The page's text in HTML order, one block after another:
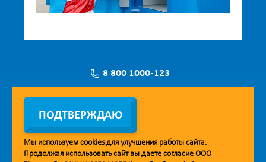
8 800 1000-123
Заявка на установку
ПОДТВЕРЖДАЮ
Мы используем cookiesдля улучшения работы сайта.
Продолжая использовать сайт вы даете согласие ООО